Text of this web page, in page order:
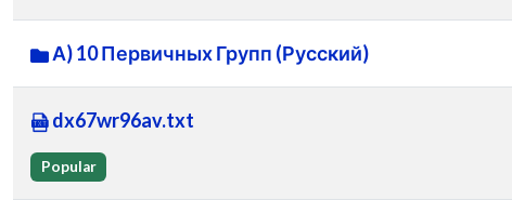
А) 10 Первичных Групп (Русский)
dx67wr96av.txt
Popular